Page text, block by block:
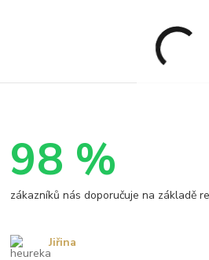
98 %
zákazníků nás doporučuje na základě
Jiřina